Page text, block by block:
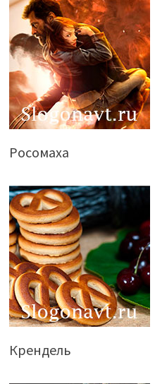
Росомаха
Крендель